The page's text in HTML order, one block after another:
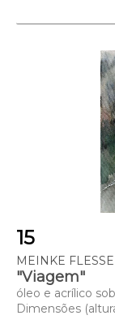
15
MEINKE
"Viagem"
óleo e acrílico
Dimensões